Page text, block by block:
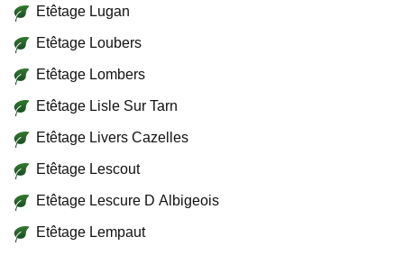
Etêtage Lugan
Etêtage Loubers
Etêtage Lombers
Etêtage Lisle Sur Tarn
Etêtage Livers Cazelles
Etêtage Lescout
Etêtage Lescure D Albigeois
Etêtage Lempaut